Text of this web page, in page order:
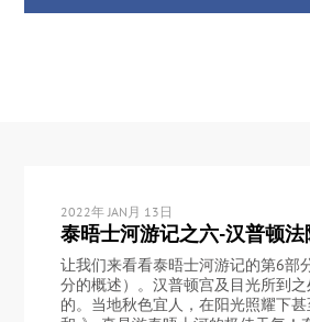
2022年 JAN月 13日
泰晤士河游记之六-汉普顿法
让我们来看看泰晤士河游记的第6部
分的概述）。汉普顿宫及目光所到
的。当地秋色宜人，在阳光照耀下